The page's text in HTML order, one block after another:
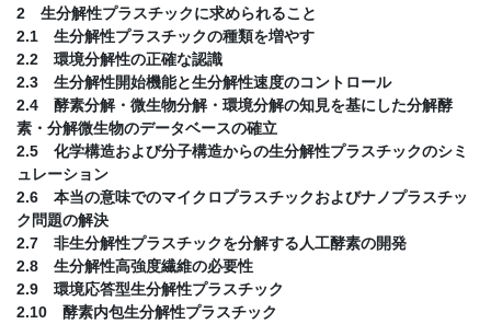
2 生分解性プラスチックに求められること
2.1 生分解性プラスチックの種類を増やす
2.2 環境分解性の正確な認識
2.3 生分解性開始機能と生分解性速度のコントロール
2.4 酵素分解・微生物分解・環境分解の知見を基にした分解酵
素・分解微生物のデータベースの確立
2.5 化学構造および分子構造からの生分解性プラスチックのシミ
ュレーション
2.6 本当の意味でのマイクロプラスチックおよびナノプラスチッ
ク問題の解決
2.7 非生分解性プラスチックを分解する人工酵素の開発
2.8 生分解性高強度繊維の必要性
2.9 環境応答型生分解性プラスチック
2.10 酵素内包生分解性プラスチック